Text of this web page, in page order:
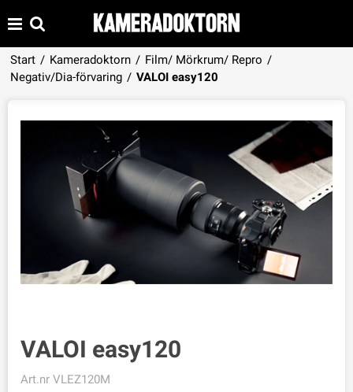
Start / Kameradoktorn / Film/ Mörkrum/ Repro /
Negativ/Dia-förvaring / VALOI easy120
Produkten har lagts i din varukorg
VALOI easy120
Art.nr VLEZ120M